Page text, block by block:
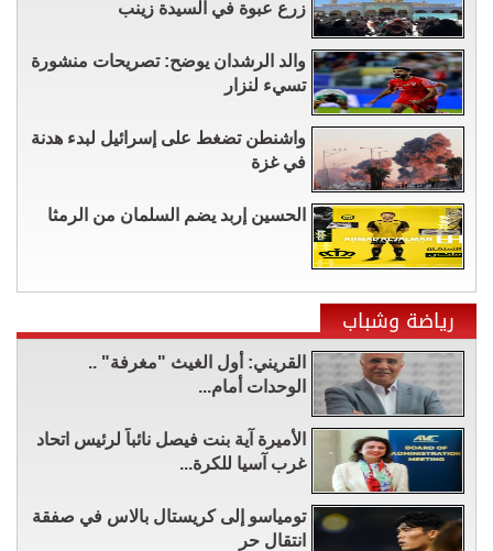
زرع عبوة في السيدة زينب
والد الرشدان يوضح: تصريحات منشورة
تسيء لنزار
واشنطن تضغط على إسرائيل لبدء هدنة
في غزة
الحسين إربد يضم السلمان من الرمثا
رياضة وشباب
القريني: أول الغيث "مغرفة" ..
الوحدات أمام...
الأميرة آية بنت فيصل نائباً لرئيس اتحاد
غرب آسيا للكرة...
تومياسو إلى كريستال بالاس في صفقة
انتقال حر